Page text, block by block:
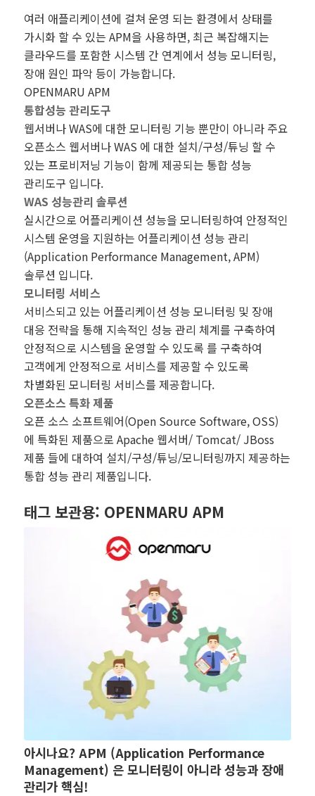
여러 애플리케이션에 걸쳐 운영 되는 환경에서 상태를
가시화 할 수 있는 APM을 사용하면, 최근 복잡해지는
클라우드를 포함한 시스템 간 연계에서 성능 모니터링,
장애 원인 파악 등이 가능합니다.
OPENMARU APM
통합성능 관리도구
웹서버나 WAS에 대한 모니터링 기능 뿐만이 아니라 주요
오픈소스 웹서버나 WAS 에 대한 설치/구성/튜닝 할 수
있는 프로비저닝 기능이 함께 제공되는 통합 성능
관리도구 입니다.
WAS 성능관리 솔루션
실시간으로 어플리케이션 성능을 모니터링하여 안정적인
시스템 운영을 지원하는 어플리케이션 성능 관리
(Application Performance Management, APM)
솔루션 입니다.
모니터링 서비스
서비스되고 있는 어플리케이션 성능 모니터링 및 장애
대응 전략을 통해 지속적인 성능 관리 체계를 구축하여
안정적으로 시스템을 운영할 수 있도록 를 구축하여
고객에게 안정적으로 서비스를 제공할 수 있도록
차별화된 모니터링 서비스를 제공합니다.
오픈소스 특화 제품
오픈 소스 소프트웨어(Open Source Software, OSS)
에 특화된 제품으로 Apache 웹서버/ Tomcat/ JBoss
제품 들에 대하여 설치/구성/튜닝/모니터링까지 제공하는
통합 성능 관리 제품입니다.
태그 보관용: OPENMARU APM
아시나요? APM (Application Performance
Management) 은 모니터링이 아니라 성능과 장애
관리가 핵심!